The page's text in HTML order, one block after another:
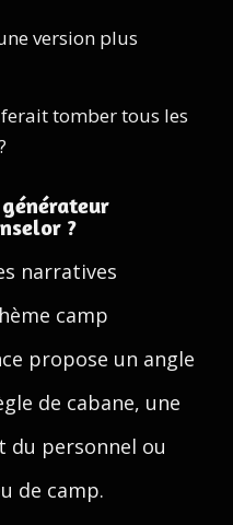
version plus
tomber tous les
?
narratives
camp
propose un angle
de cabane, une
du personnel ou
de camp.